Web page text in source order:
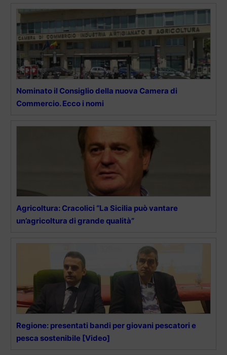
Nominato il Consiglio della nuova Camera di
Commercio. Ecco i nomi
Agricoltura: Cracolici “La Sicilia può vantare
un’agricoltura di grande qualità”
Regione: presentati bandi per giovani pescatori e
pesca sostenibile [Video]